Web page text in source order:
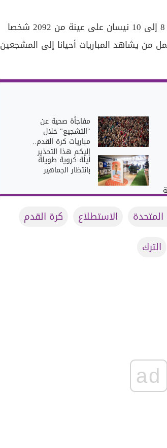
وتم إجراء الاستطلاع في الفترة من 8 إلى 10 نيسان على عينة من 2092 شخصا
من يشاهد المباريات أحيانا إلى المشجعين
مفاجأة صحية عن
"التشجيع" خلال
مباريات كرة القدم..
إليكم هذا التحذير
ليلة كروية طويلة
بانتظار الجماهير
المتحدة الاستطلاع
كرة القدم
الترك
ad